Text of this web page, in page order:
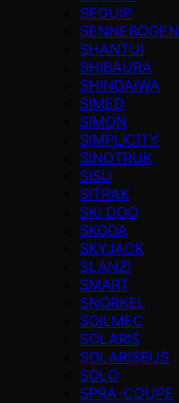
SEGUIP
SENNEBOGEN
SHANTUI
SHIBAURA
SHINDAIWA
SIMED
SIMON
SIMPLICITY
SINOTRUK
SISU
SITRAK
SKI DOO
SKODA
SKYJACK
SLANZI
SMART
SNORKEL
SOILMEC
SOLARIS
SOLARISBUS
SOLO
SPRA-COUPE